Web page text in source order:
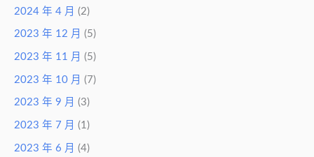
2024 年 4 月 (2)
2023 年 12 月 (5)
2023 年 11 月 (5)
2023 年 10 月 (7)
2023 年 9 月 (3)
2023 年 7 月 (1)
2023 年 6 月 (4)